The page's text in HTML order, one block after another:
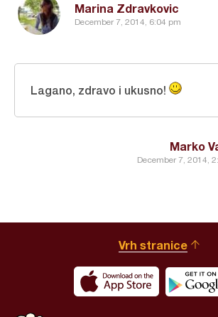
Marina Zdravkovic
December 7, 2014, 6:04 pm
Marko
December 7, 2014,
Lagano, zdravo i ukusno!
Vrh stranice